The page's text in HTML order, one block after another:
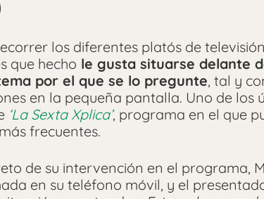
los diferentes platós de
que hecho le gusta situarse delante
por el que se lo pregunte, tal y
en la pequeña pantalla. Uno de los
‘La Sexta Xplica’, programa en el que
frecuentes.
de su intervención en el programa,
en su teléfono móvil, y el